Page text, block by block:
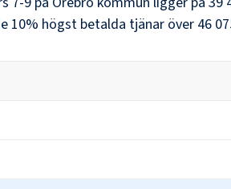
10% högst betalda tjänar över46